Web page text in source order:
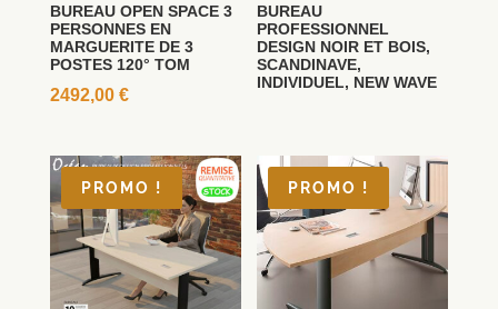
BUREAU OPEN SPACE 3
PERSONNES EN
MARGUERITE DE 3
POSTES 120° TOM
2492,00 €
BUREAU
PROFESSIONNEL
DESIGN NOIR ET BOIS,
SCANDINAVE,
INDIVIDUEL, NEW WAVE
PROMO ! PROMO !